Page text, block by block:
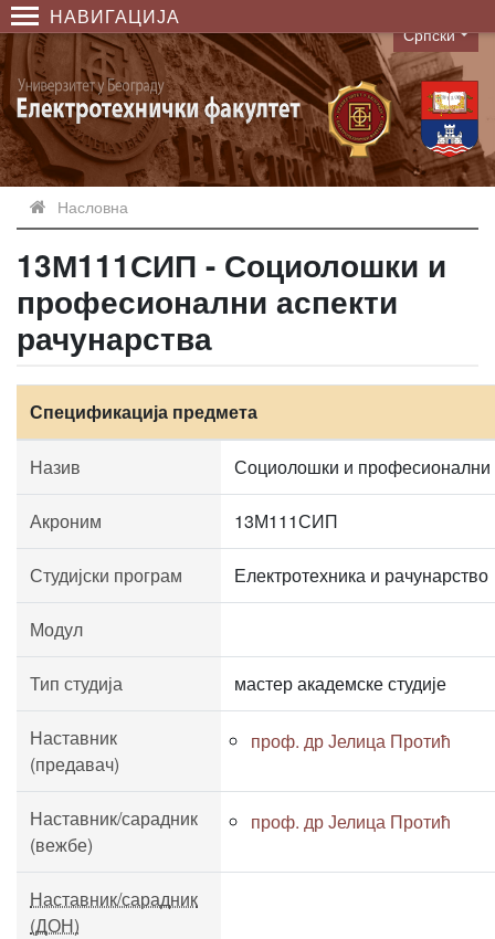
НАВИГАЦИЈА
Language
Српски
Насловна
13М111СИП - Социолошки и
професионални аспекти
рачунарства
Спецификација предмета
Назив Социолошки и професионални
Акроним 13М111СИП
Студијски програм Електротехника и рачунарство
Модул
Тип студија мастер академске студије
Наставник
(предавач)
проф. др Јелица Протић
Наставник/сарадник
(вежбе)
проф. др Јелица Протић
Наставник/сарадник
(ДОН)